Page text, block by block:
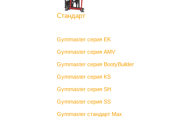
Стандарт
Gymmaster серия EK
Gymmaster серия AMV
Gymmaster серия BootyBuilder
Gymmaster серия KS
Gymmaster серия SH
Gymmaster серия SS
Gymmaster стандарт Max